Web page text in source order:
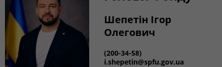
Шепетін Ігор
Олегович
(200-34-58)
i.shepetin@spfu.gov.ua